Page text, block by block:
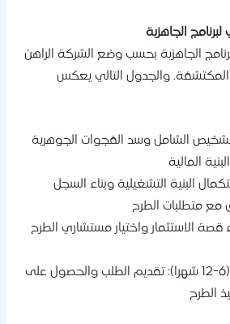
الجاهزية
الجاهزية بحسب وضع الشركة الراهن
والجدول التالي يعكس
الشامل وسد الفجوات الجوهرية
البنية التشغيلية وبناء السجل
متطلبات الطرح
الاستثمار واختيار مستشاري الطرح
الفترة التنفيذية (6-12 شهرا): تقديم الطلب والحصول على